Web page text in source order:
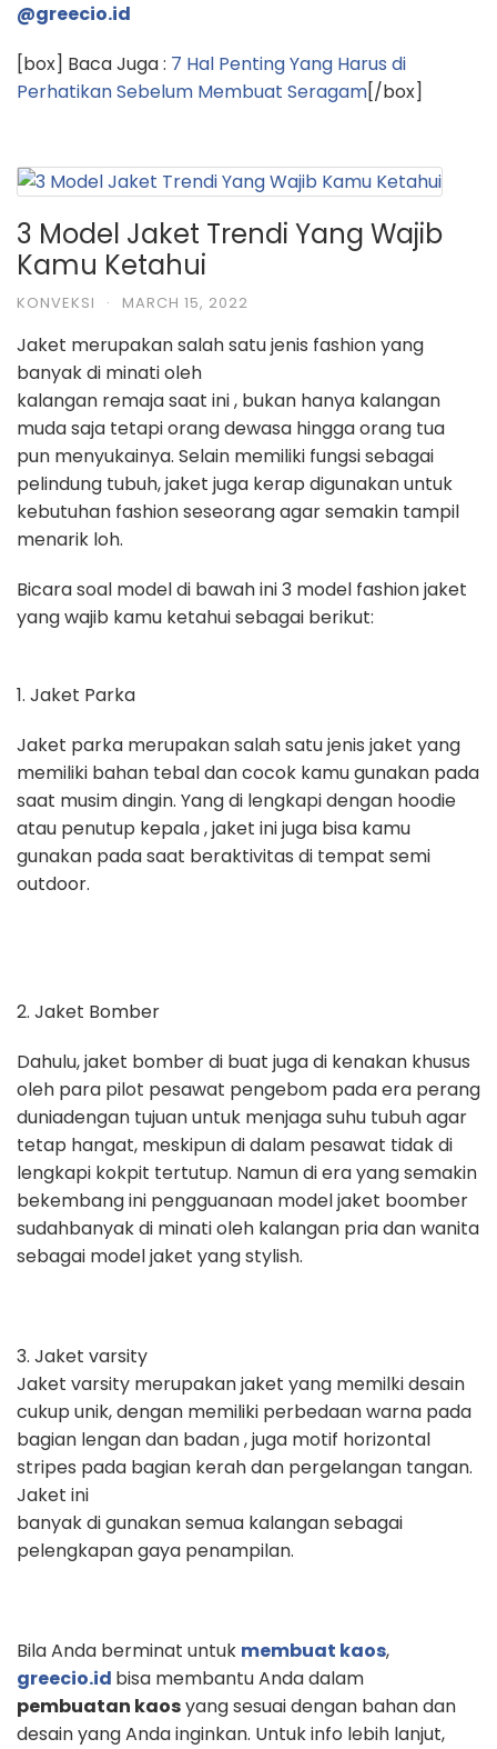
@greecio.id
[box] Baca Juga : 7 Hal Penting Yang Harus di
Perhatikan Sebelum Membuat Seragam[/box]
3 Model Jaket Trendi Yang Wajib
Kamu Ketahui
KONVEKSI · MARCH 15, 2022
Jaket merupakan salah satu jenis fashionyang
banyak di minati oleh
kalangan remaja saat ini , bukan hanya kalangan
muda saja tetapi orangdewasa hingga orang tua
pun menyukainya. Selain memiliki fungsi sebagai
pelindung tubuh, jaket juga kerap digunakan untuk
kebutuhan fashionseseorang agar semakin tampil
menarik loh.
Bicara soal model di bawah ini 3 model fashion jaket
yang wajib kamu ketahui sebagai berikut:
1. Jaket Parka
Jaket parka merupakan salah satu jenis jaket yang
memiliki bahan tebal dancocok kamu gunakan pada
saat musim dingin. Yang di lengkapi dengan hoodie
atau penutup kepala , jaket ini juga bisa kamu
gunakan pada saat beraktivitas di tempat semi
outdoor.
2. Jaket Bomber
Dahulu, jaket bomber di buat juga di kenakan khusus
oleh para pilot pesawat pengebom pada era perang
duniadengan tujuan untuk menjagasuhu tubuh agar
tetap hangat, meskipun di dalam pesawat tidak di
lengkapi kokpit tertutup. Namun di era yang semakin
bekembang ini pengguanaan model jaket boomber
sudahbanyak di minati oleh kalangan pria dan wanita
sebagai model jaket yang stylish.
3. Jaket varsity
Jaket varsity merupakan jaket yang memilki desain
cukup unik, dengan memiliki perbedaan warna pada
bagian lengan dan badan , juga motif horizontal
stripes pada bagian kerah dan pergelangan tangan.
Jaket ini
banyak di gunakan semua kalangan sebagai
pelengkapan gaya penampilan.
Bila Anda berminat untuk membuat kaos,
greecio.id bisa membantu Anda dalam
pembuatan kaosyang sesuai dengan bahan dan
desain yang Anda inginkan. Untuk info lebih lanjut,